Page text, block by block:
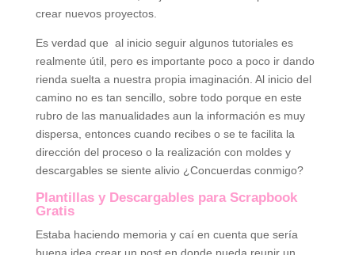
crear nuevos proyectos.
Es verdad que al inicio seguir algunos tutoriales es
realmente útil, pero es importante poco a poco ir dando
rienda suelta a nuestra propia imaginación. Al inicio del
camino no es tan sencillo, sobre todo porque en este
rubro de las manualidades aun la información es muy
dispersa, entonces cuando recibes o se te facilita la
dirección del proceso o la realización con moldes y
descargables se siente alivio ¿Concuerdas conmigo?
Plantillas y Descargables para Scrapbook
Gratis
Estaba haciendo memoria y caí en cuenta que sería